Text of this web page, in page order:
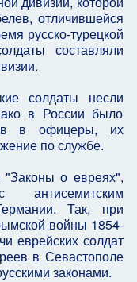
отличившейся
русско-турецкой
составляли
солдаты несли
в России было
в офицеры, их
по службе.
"Законы о евреях",
Так, при
войны 1854-
еврейских солдат
в Севастополе
законами.